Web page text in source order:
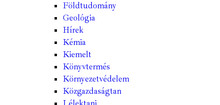
Földtudomány
Geológia
Hírek
Kémia
Kiemelt
Könyvtermés
Környezetvédelem
Közgazdaságtan